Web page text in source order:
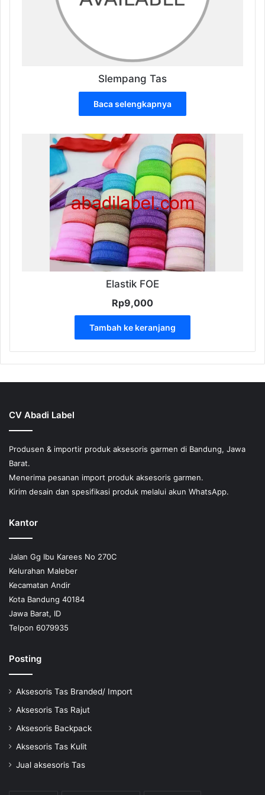
Slempang Tas
Baca selengkapnya
Elastik FOE
Rp9,000
Tambah ke keranjang
CV Abadi Label
Produsen & importir produk aksesoris garmen di Bandung, Jawa
Barat.
Menerima pesanan import produk aksesoris garmen.
Kirim desain dan spesifikasi produk melalui akun WhatsApp.
Kantor
Jalan Gg Ibu Karees No 270C
Kelurahan Maleber
Kecamatan Andir
Kota Bandung 40184
Jawa Barat, ID
Telpon 6079935
Posting
Aksesoris Tas Branded/ Import
Aksesoris Tas Rajut
Aksesoris Backpack
Aksesoris Tas Kulit
Jual aksesoris Tas